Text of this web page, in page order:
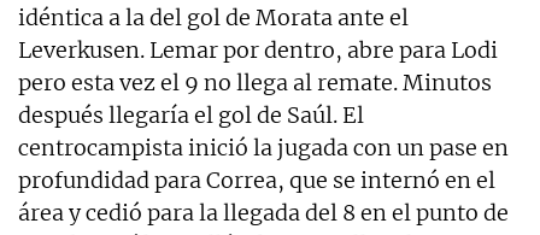
idéntica a la del gol de Morata ante el
Leverkusen. Lemar por dentro, abre para Lodi
pero esta vez el 9 no llega al remate. Minutos
después llegaría el gol de Saúl. El
centrocampista inició la jugada con un pase en
profundidad para Correa, que se internó en el
área y cedió para la llegada del 8 en el punto de